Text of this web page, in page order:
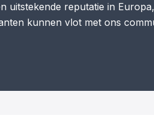
uitstekende reputatie in
kunnen vlot met ons